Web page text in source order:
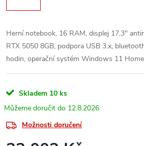
Herní notebook, 16 RAM, displej 17,3"
RTX 5050 8GB, podpora USB 3.x,
hodin, operační systém Windows 11 Home
Skladem 10 ks
12.8.2026
Možnosti doručení